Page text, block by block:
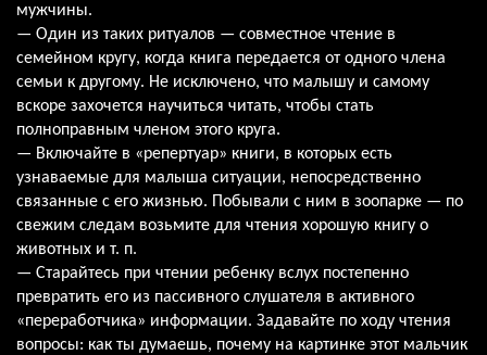
мужчины.
— Один из таких ритуалов — совместное чтение в
семейном кругу, когда книга передается от одного члена
семьи к другому. Не исключено, что малышу и самому
вскоре захочется научиться читать, чтобы стать
полноправным членом этого круга.
— Включайте в «репертуар» книги, в которых есть
узнаваемые для малыша ситуации, непосредственно
связанные с его жизнью. Побывали с ним в зоопарке — по
свежим следам возьмите для чтения хорошую книгу о
животных и т. п.
— Старайтесь при чтении ребенку вслух постепенно
превратить его из пассивного слушателя в активного
«переработчика» информации. Задавайте по ходу чтения
вопросы: как ты думаешь, почему на картинке этот мальчик